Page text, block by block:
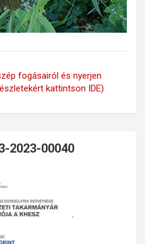
fogásairól és nyerjen
kattintson IDE)
2023-00040